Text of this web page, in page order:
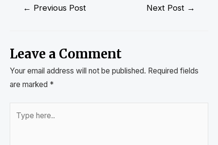
← Previous Post Next Post →
Leave a Comment
Your email address will not be published. Required fields
are marked *